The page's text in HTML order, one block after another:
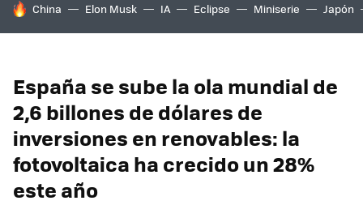
HOY SE HABLA DE
China Elon Musk IA Eclipse Miniserie Japón
España se sube la ola mundial de
2,6 billones de dólares de
inversiones en renovables: la
fotovoltaica ha crecido un 28%
este año